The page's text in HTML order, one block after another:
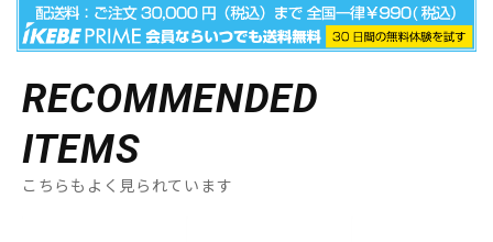
RECOMMENDED
ITEMS
こちらもよく見られています